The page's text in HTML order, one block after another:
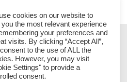
SÃO PAULO
VITÓRIA
cookies on our website to
you the most relevant experience
your preferences and
visits. By clicking “Accept All”,
to the use of ALL the
However, you may visit
Settings" to provide a
consent.